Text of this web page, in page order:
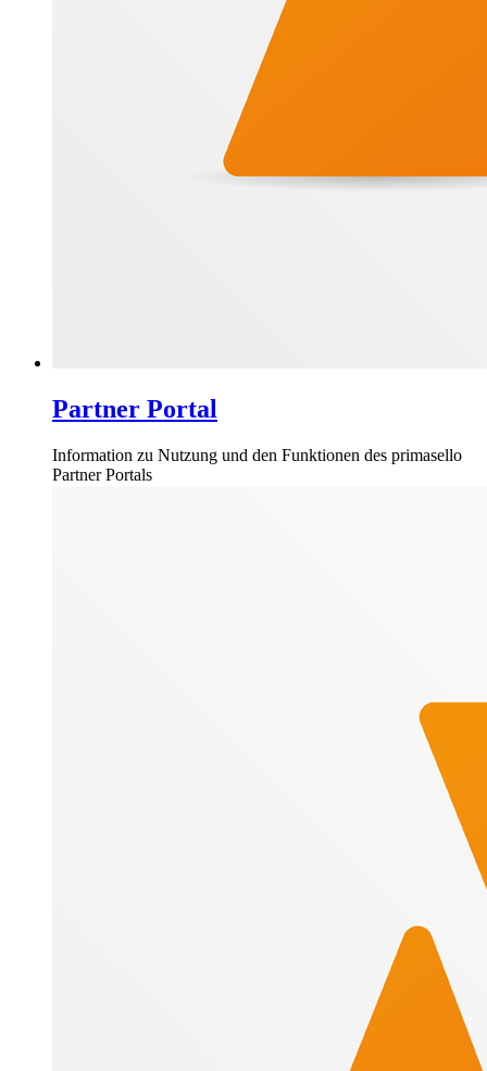
Partner Portal
Information zu Nutzung und den Funktionen des primasello
Partner Portals